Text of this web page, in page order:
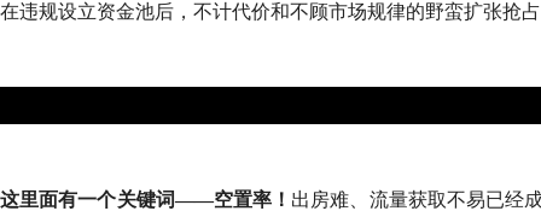
在违规设立资金池后，不计代价和不顾市场规律的野蛮扩张抢
这里面有一个关键词——空置率！ 出房难、流量获取不易已经